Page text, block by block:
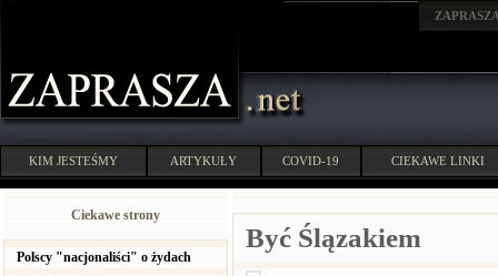
KIM JESTEŚMY ARTYKUŁY COVID-19 CIEKAWE LINKI
Ciekawe strony
Polscy "nacjonaliści" o żydach
Być Ślązakiem